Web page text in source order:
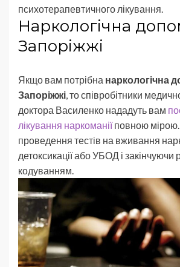
психотерапевтичного лікування.
Наркологічна
Запоріжжі
Якщо вам потрібна наркологічна
Запоріжжі , то співробітники
доктора Василенко нададуть вам
лікування наркоманіїповною
проведення тестів на вживання
детоксикації або УБОД і закінчуючи
кодуванням.